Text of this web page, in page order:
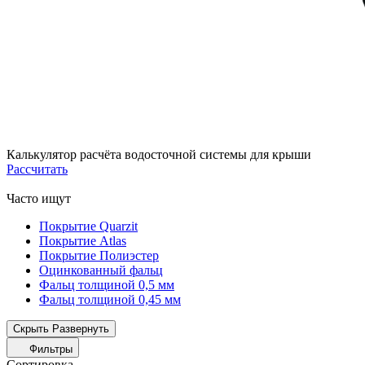
Калькулятор расчёта водосточной системы для крыши
Рассчитать
Часто ищут
Покрытие Quarzit
Покрытие Atlas
Покрытие Полиэстер
Оцинкованный фальц
Фальц толщиной 0,5 мм
Фальц толщиной 0,45 мм
Скрыть Развернуть
Фильтры